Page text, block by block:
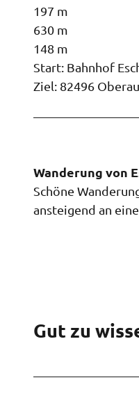
197 m
630 m
148 m
Start: Bahnhof
Ziel: 82496 Oberau
Wanderung von
Schöne
ansteigend an
Gut zu